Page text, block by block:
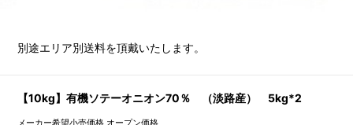
別途エリア別送料を頂戴いたします。
【10kg】有機ソテーオニオン70％ （淡路産） 5kg*2
メーカー希望小売価格 オープン価格